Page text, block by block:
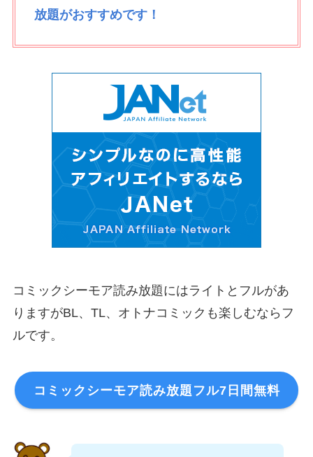
放題がおすすめです！
コミックシーモア読み放題にはライトとフルがあ
りますがBL、TL、オトナコミックも楽しむならフ
ルです。
コミックシーモア読み放題フル7日間無料